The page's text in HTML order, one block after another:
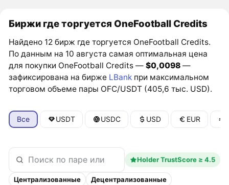
Биржи где торгуется OneFootball Credits
Найдено 12 бирж где торгуется OneFootball Credits.
По данным на 10 августа самая оптимальная цена
для покупки OneFootball Credits —$0,0098 —
зафиксирована на бирже LBank при максимальном
торговом объеме пары OFC/USDT (405,6 тыс. USD).
Все USDT USDC USD EUR
Holder TrustScore ≥ 4.5
Централизованные Децентрализованные